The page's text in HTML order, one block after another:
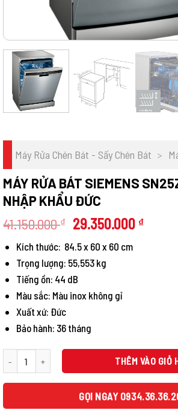
Máy Rửa Chén Bát - Sấy Chén Bát >
MÁY RỬA BÁT SIEMENS
NHẬP KHẨU ĐỨC
41.150.000₫
Giá
là:
41.150.000 ₫.
29.350.000 ₫Giá
Kích thước: 84.5 x 60 x 60 cm
Trọng lượng: 55,553 kg
Tiếng ồn: 44 dB
Màu sắc: Màu inox không gỉ
Xuất xứ: Đức
Bảo hành: 36 tháng
MÁY RỬA BÁT SIEMENS SN25ZI49CE IQ500 Nhập
THÊM VÀO GIỎ
GỌI NGAY